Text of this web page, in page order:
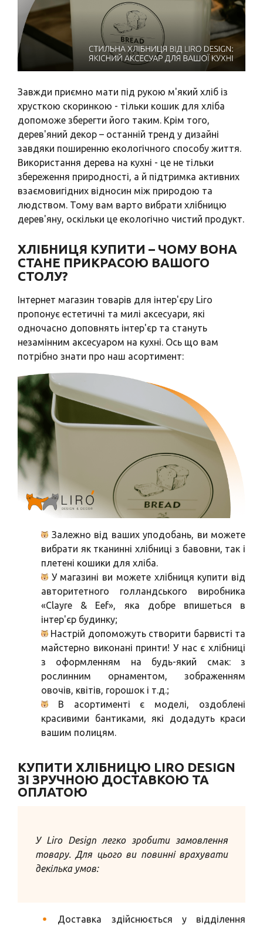
Вази для квітів
Фігурки та статуетки
Підноси
Завжди приємно мати під рукою м'який хліб із
хрусткою скоринкою - тільки кошик для хліба
допоможе зберегти його таким. Крім того,
дерев'яний декор – останній тренд у дизайні
завдяки поширенню екологічного способу життя.
Використання дерева на кухні - це не тільки
збереження природності, а й підтримка активних
взаємовигідних відносин між природою та
людством. Тому вам варто вибрати хлібницю
дерев'яну, оскільки це екологічно чистий продукт.
ХЛІБНИЦЯ КУПИТИ – ЧОМУ ВОНА
СТАНЕ ПРИКРАСОЮ ВАШОГО
СТОЛУ?
Інтернет магазин товарів для інтер'єру Liro
пропонує естетичні та милі аксесуари, які
одночасно доповнять інтер'єр та стануть
незамінним аксесуаром на кухні. Ось що вам
потрібно знати про наш асортимент:
Залежно від ваших уподобань, ви можете
вибрати як тканинні хлібниці з бавовни, так і
плетені кошики для хліба.
У магазині ви можете хлібниця купити від
авторитетного голландського виробника
«Clayre & Eef», яка добре впишеться в
інтер'єр будинку;
Настрій допоможуть створити барвисті та
майстерно виконані принти! У нас є хлібниці
з оформленням на будь-який смак: з
рослинним орнаментом, зображенням
овочів, квітів, горошок і т.д.;
В асортименті є моделі, оздоблені
красивими бантиками, які додадуть краси
вашим полицям.
КУПИТИ ХЛІБНИЦЮ LIRO DESIGN
ЗІ ЗРУЧНОЮ ДОСТАВКОЮ ТА
ОПЛАТОЮ
У Liro Design легко зробити замовлення
товару. Для цього ви повинні врахувати
декілька умов:
Доставка здійснюється у відділення